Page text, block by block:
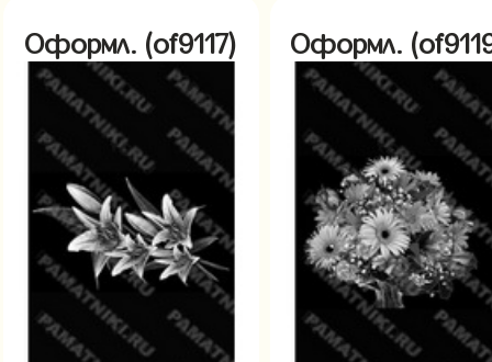
Оформл. (of9117) Оформл.